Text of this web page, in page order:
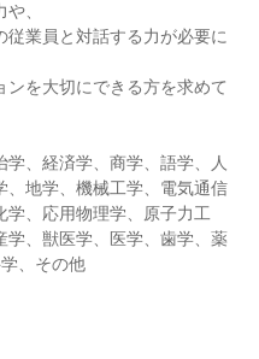
、
業員と対話する力が必要に
を大切にできる方を求めて
、経済学、商学、語学、人
、地学、機械工学、電気通信
学、応用物理学、原子力工
学、獣医学、医学、歯学、薬
、その他